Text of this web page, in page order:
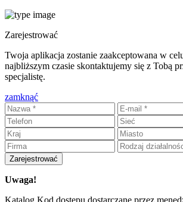
Zarejestrować
Twoja aplikacja zostanie zaakceptowana w
najbliższym czasie skontaktujemy się z Tobą
specjalistę.
zamknąć
Zarejestrować
Uwaga!
Katalog Kod dostępu dostarczane przez